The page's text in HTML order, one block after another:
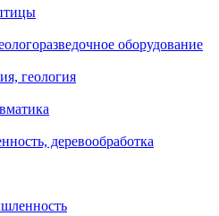
оборудование
геология
деревообработка